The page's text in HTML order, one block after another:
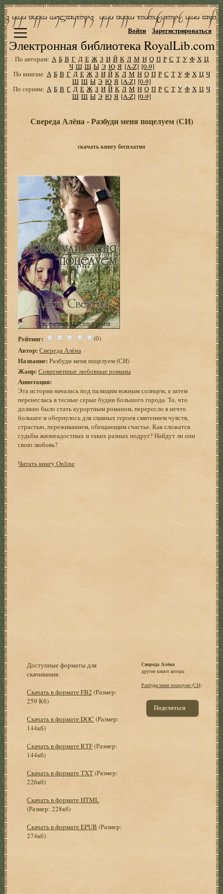
Электронная библиотека RoyalLib.com
Войти Зарегистрироваться
По авторам: А Б В Г Д Е Ж З И Й К Л М Н О П Р С Т У Ф Х Ц
Ч Ш Щ Ы Э Ю Я [A-Z] [0-9]
По книгам: А Б В Г Д Е Ж З И Й К Л М Н О П Р С Т У Ф Х Ц Ч
Ш Щ Ы Э Ю Я [A-Z] [0-9]
По сериям: А Б В Г Д Е Ж З И Й К Л М Н О П Р С Т У Ф Х Ц Ч
Ш Щ Ы Э Ю Я [A-Z] [0-9]
Свереда Алёна - Разбуди меня поцелуем (СИ)
скачать книгу бесплатно
Рейтинг: (0)
Автор: Свереда Алёна
Название: Разбуди меня поцелуем (СИ)
Жанр: Современные любовные романы
Аннотация:
Эта история началась под палящим южным солнцем, а затем
перенеслась в тесные серые будни большого города. То, что
должно было стать курортным романом, переросло в нечто
большее и обернулось для главных героев смятением чувств,
страстью, переживанием, обещающим счастье. Как сложатся
судьбы жизнеадостных и таких разных подруг? Найдут ли они
свою любовь?
Читать книгу Online
Доступные форматы для
скачивания:
Скачать в формате FB2 (Размер:
259 Кб)
Скачать в формате DOC (Размер:
144кб)
Скачать в формате RTF(Размер:
144кб)
Скачать в формате TXT(Размер:
226кб)
Скачать в формате HTML
(Размер: 228кб)
Скачать в формате EPUB (Размер:
274кб)
Свереда Алёна
другие книги автора:
Разбуди меня поцелуем (СИ)
Поделиться